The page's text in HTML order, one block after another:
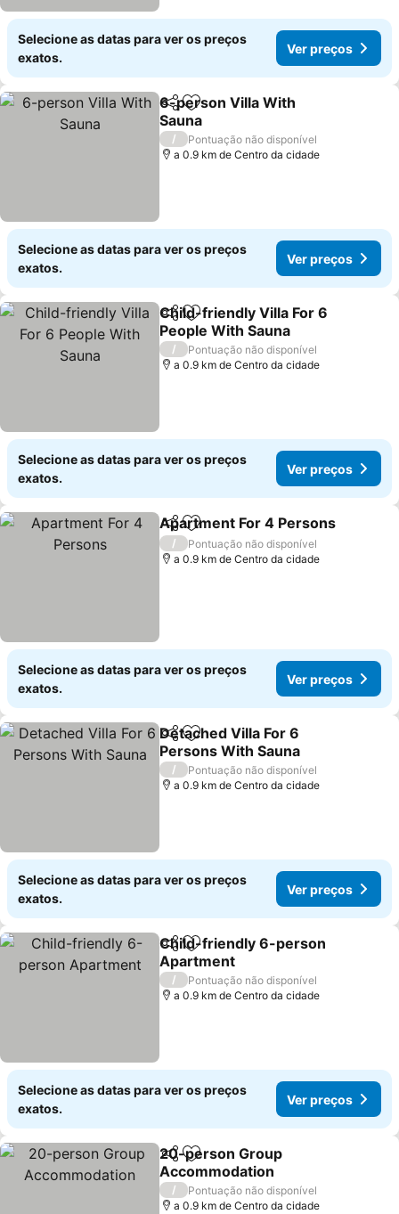
Selecione as datas para ver os preços
exatos.
Ver preços
PartilharAdicionar aos favoritos
6-person Villa With
Sauna
/
Pontuação não disponível
a 0.9 km de Centro da cidade
Selecione as datas para ver os preços
exatos.
Ver preços
PartilharAdicionar aos favoritos
Child-friendly Villa For 6
People With Sauna
/
Pontuação não disponível
a 0.9 km de Centro da cidade
Selecione as datas para ver os preços
exatos.
Ver preços
PartilharAdicionar aos favoritos
Apartment For 4 Persons
/
Pontuação não disponível
a 0.9 km de Centro da cidade
Selecione as datas para ver os preços
exatos.
Ver preços
PartilharAdicionar aos favoritos
Detached Villa For 6
Persons With Sauna
/
Pontuação não disponível
a 0.9 km de Centro da cidade
Selecione as datas para ver os preços
exatos.
Ver preços
PartilharAdicionar aos favoritos
Child-friendly 6-person
Apartment
/
Pontuação não disponível
a 0.9 km de Centro da cidade
Selecione as datas para ver os preços
exatos.
Ver preços
PartilharAdicionar aos favoritos
20-person Group
Accommodation
/
Pontuação não disponível
a 0.9 km de Centro da cidade